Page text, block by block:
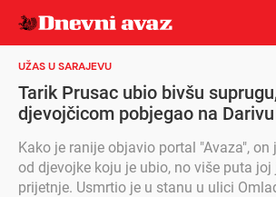
UŽAS U SARAJEVU
Tarik Prusac ubio bivšu
djevojčicom pobjegao na Darivu
Kako je ranije objavio portal "Avaza", on
od djevojke koju je ubio, no više puta
prijetnje. Usmrtio je u stanu u ulici